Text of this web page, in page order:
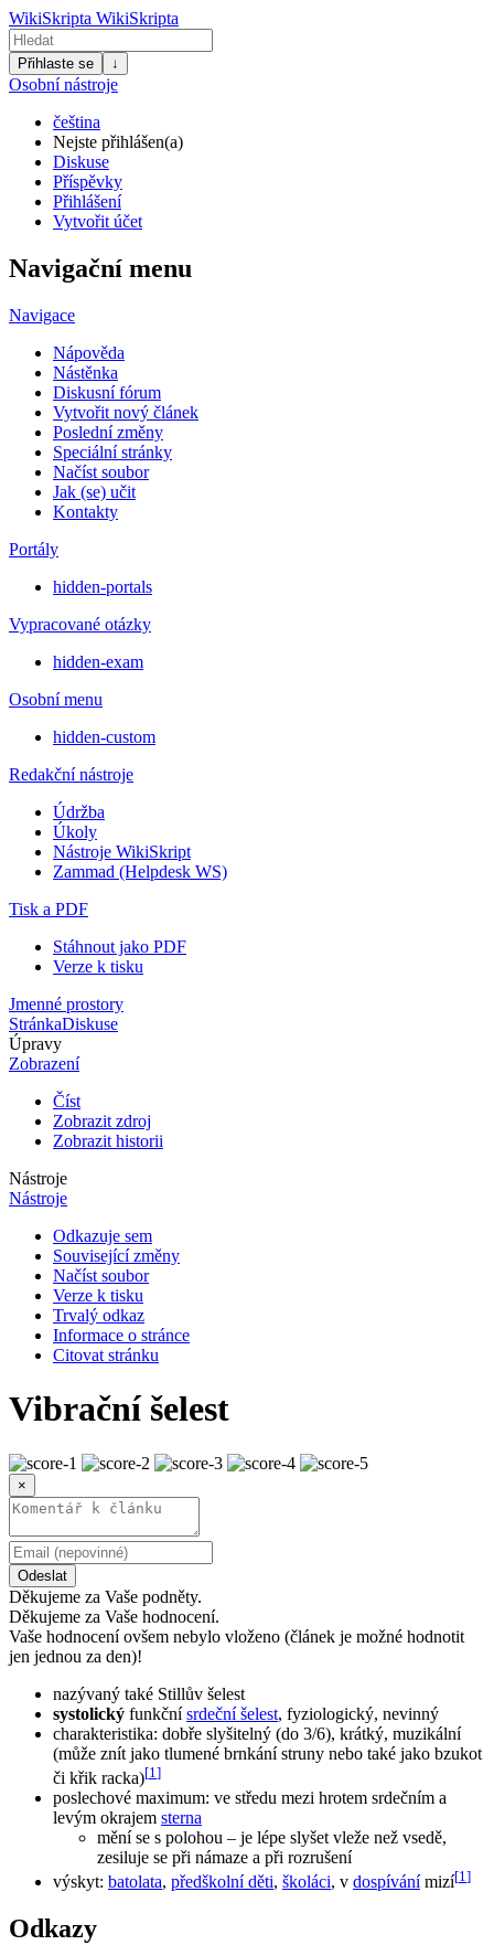
WikiSkripta WikiSkripta
Přihlaste se ↓
Osobní nástroje
čeština
Nejste přihlášen(a)
Diskuse
Příspěvky
Přihlášení
Vytvořit účet
Navigační menu
Navigace
Nápověda
Nástěnka
Diskusní fórum
Vytvořit nový článek
Poslední změny
Speciální stránky
Načíst soubor
Jak (se) učit
Kontakty
Portály
hidden-portals
Vypracované otázky
hidden-exam
Osobní menu
hidden-custom
Redakční nástroje
Údržba
Úkoly
Nástroje WikiSkript
Zammad (Helpdesk WS)
Tisk a PDF
Stáhnout jako PDF
Verze k tisku
Jmenné prostory
StránkaDiskuse
Úpravy
Zobrazení
Číst
Zobrazit zdroj
Zobrazit historii
Nástroje
Nástroje
Odkazuje sem
Související změny
Načíst soubor
Verze k tisku
Trvalý odkaz
Informace o stránce
Citovat stránku
Vibrační šelest
×
Odeslat
Děkujeme za Vaše podněty.
Děkujeme za Vaše hodnocení.
Vaše hodnocení ovšem nebylo vloženo (článek je možné hodnotit
jen jednou za den)!
nazývaný také Stillův šelest
systolický funkčnísrdeční šelest, fyziologický, nevinný
charakteristika: dobře slyšitelný (do 3/6), krátký, muzikální
(může znít jako tlumené brnkání struny nebo také jako bzukot
či křik racka)[1 ]
poslechové maximum: ve středu mezi hrotem srdečním a
levým okrajem sterna
mění se s polohou – je lépe slyšet vleže než vsedě,
zesiluje se při námaze a při rozrušení
výskyt: batolata, předškolní děti, školáci, v dospívánímizí[1]
Odkazy